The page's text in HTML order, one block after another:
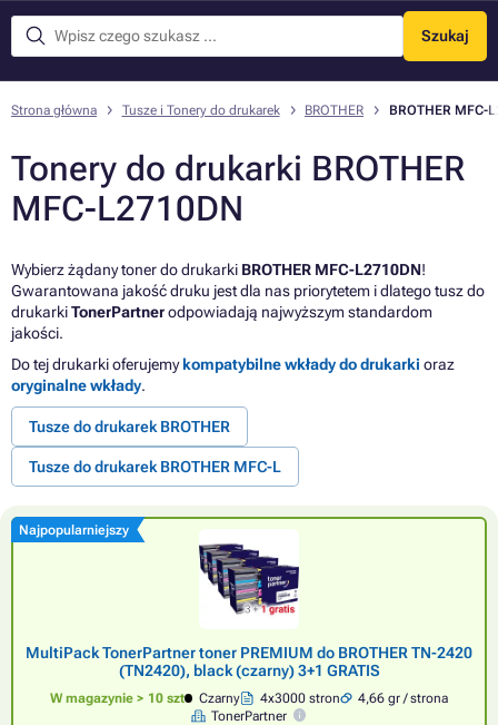
Szukaj
Menu
Strona główna Tusze i Tonery do drukarek BROTHER BROTHER MFC-
Tonery do drukarki BROTHER
MFC-L2710DN
Wybierz żądany toner do drukarki BROTHER MFC-L2710DN!
Gwarantowana jakość druku jest dla nas priorytetem i dlatego tusz do
drukarkiTonerPartnerodpowiadają najwyższym standardom
jakości.
Do tej drukarki oferujemykompatybilne wkłady do drukarki oraz
oryginalne wkłady.
Tusze do drukarek BROTHER
Tusze do drukarek BROTHER MFC-L
Najpopularniejszy
MultiPack TonerPartner toner PREMIUM do BROTHER TN-2420
(TN2420), black (czarny) 3+1 GRATIS
W magazynie > 10 szt Czarny 4x3000 stron
4,66 gr / strona
TonerPartner